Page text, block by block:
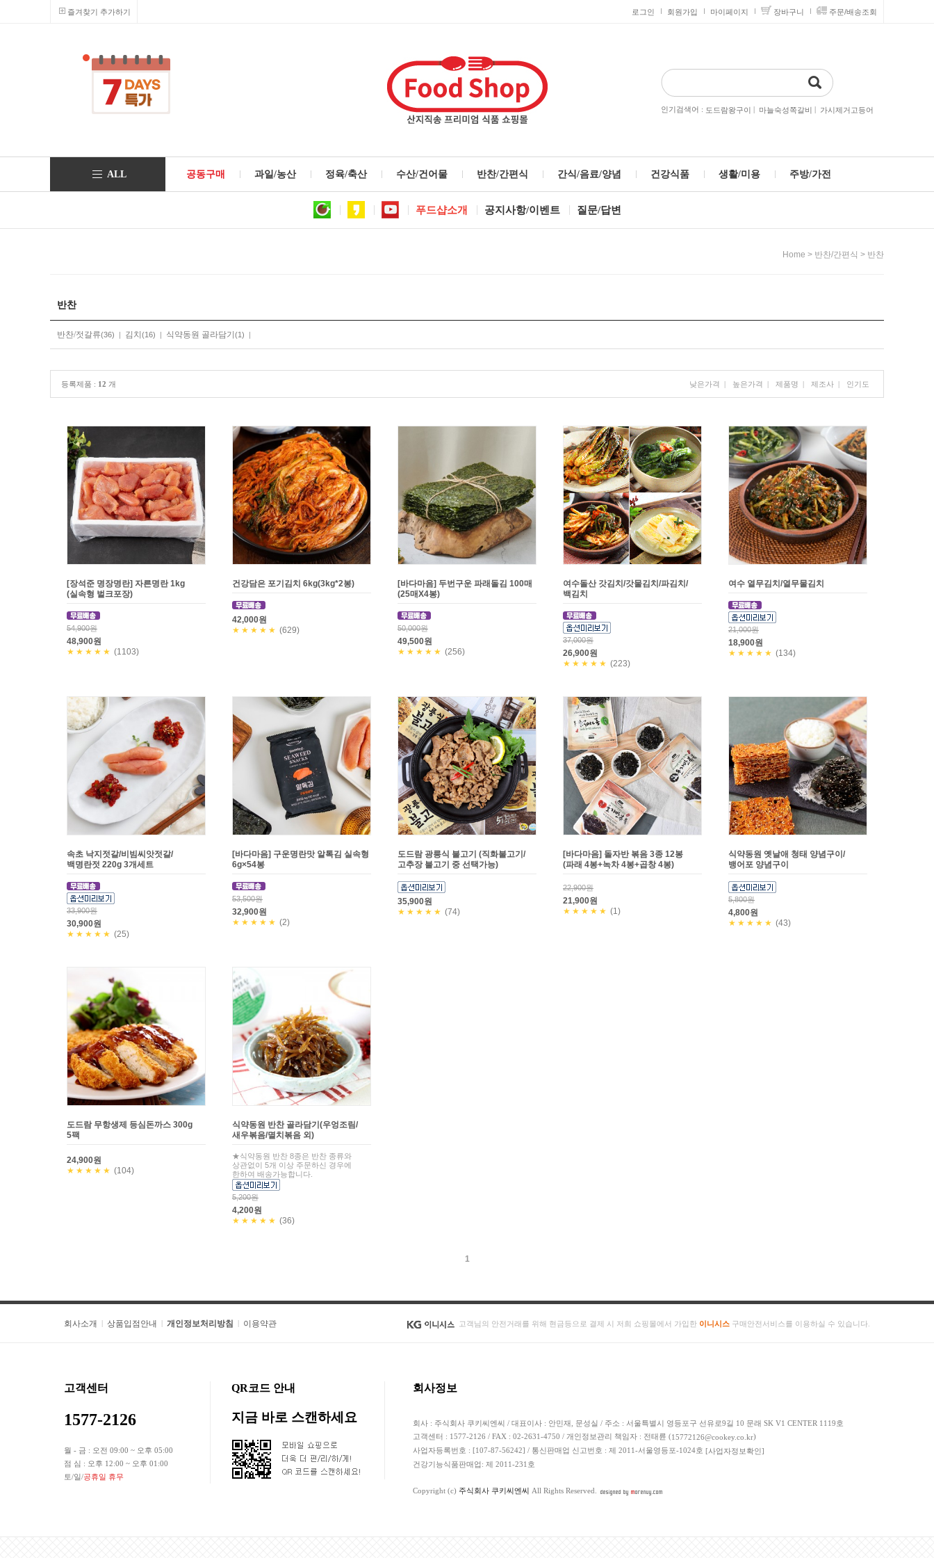
즐겨찾기 추가하기 로그인 회원가입 마이페이지 장바구니 주문/배송조회
인기검색어 : 도드람왕구이 | 마늘숙성쪽갈비 | 가시제거고등어
ALL 공동구매 과일/농산 정육/축산 수산/건어물 반찬/간편식 간식/음료/양념 건강식품 생활/미용 주방/가전
푸드샵소개 공지사항/이벤트 질문/답변
Home > 반찬/간편식 > 반찬
반찬
반찬/젓갈류(36) 김치 (16) 식약동원 골라담기 (1)
등록제품 : 12 개 낮은가격 높은가격 제품명 제조사 인기도
[장석준 명장명란] 자른명란 1kg
(실속형 벌크포장)
54,900원
48,900원
★★★★★ (1103)
건강담은 포기김치 6kg(3kg*2봉)
42,000원
★★★★★ (629)
[바다마음] 두번구운 파래돌김 100매
(25매X4봉)
50,000원
49,500원
★★★★★ (256)
여수돌산 갓김치/갓물김치/파김치/
백김치
37,000원
26,900원
★★★★★ (223)
여수 열무김치/열무물김치
21,000원
18,900원
★★★★★ (134)
속초 낙지젓갈/비빔씨앗젓갈/
백명란젓 220g 3개세트
33,900원
30,900원
★★★★★ (25)
[바다마음] 구운명란맛 알톡김 실속형
6g×54봉
53,500원
32,900원
★★★★★ (2)
도드람 광릉식 불고기 (직화불고기/
고추장 불고기 중 선택가능)
35,900원
★★★★★ (74)
[바다마음] 돌자반 볶음 3종 12봉
(파래 4봉+녹차 4봉+곱창 4봉)
22,900원
21,900원
★★★★★ (1)
식약동원 옛날애 청태 양념구이/
뱅어포 양념구이
5,800원
4,800원
★★★★★ (43)
도드람 무항생제 등심돈까스 300g
5팩
24,900원
★★★★★ (104)
식약동원 반찬 골라담기(우엉조림/
새우볶음/멸치볶음 외)
★식약동원 반찬 8종은 반찬 종류와
상관없이 5개 이상 주문하신 경우에
한하여 배송가능합니다.
5,200원
4,200원
★★★★★ (36)
1
회사소개 상품입점안내 개인정보처리방침 이용약관 고객님의 안전거래를 위해 현금등으로 결제 시 저희 쇼핑몰에서 가입한 이니시스 구매안전서비스를 이용하실 수 있습니다.
고객센터
1577-2126
월 - 금 : 오전 09:00 ~ 오후 05:00
점 심 : 오후 12:00 ~ 오후 01:00
토/일/공휴일 휴무
QR코드 안내
지금 바로 스캔하세요
회사정보
회사 : 주식회사 쿠키씨엔씨 / 대표이사 : 안민재, 문성실 / 주소 : 서울특별시 영등포구 선유로9길 10 문래 SK V1 CENTER 1119호
고객센터 : 1577-2126 / FAX : 02-2631-4750 / 개인정보관리 책임자 : 전태륜 (15772126@cookey.co.kr)
사업자등록번호 : [107-87-56242] / 통신판매업 신고번호 : 제 2011-서울영등포-1024호 [사업자정보확인]
건강기능식품판매업: 제 2011-231호
Copyright (c) 주식회사 쿠키씨엔씨 All Rights Reserved.